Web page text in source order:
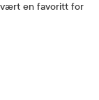
en favoritt for